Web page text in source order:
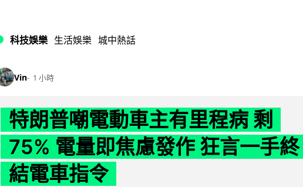
科技娛樂 生活娛樂 城中熱話
Vin 1 小時
特朗普嘲電動車主有里程病 剩
75% 電量即焦慮發作 狂言一手終
結電車指令